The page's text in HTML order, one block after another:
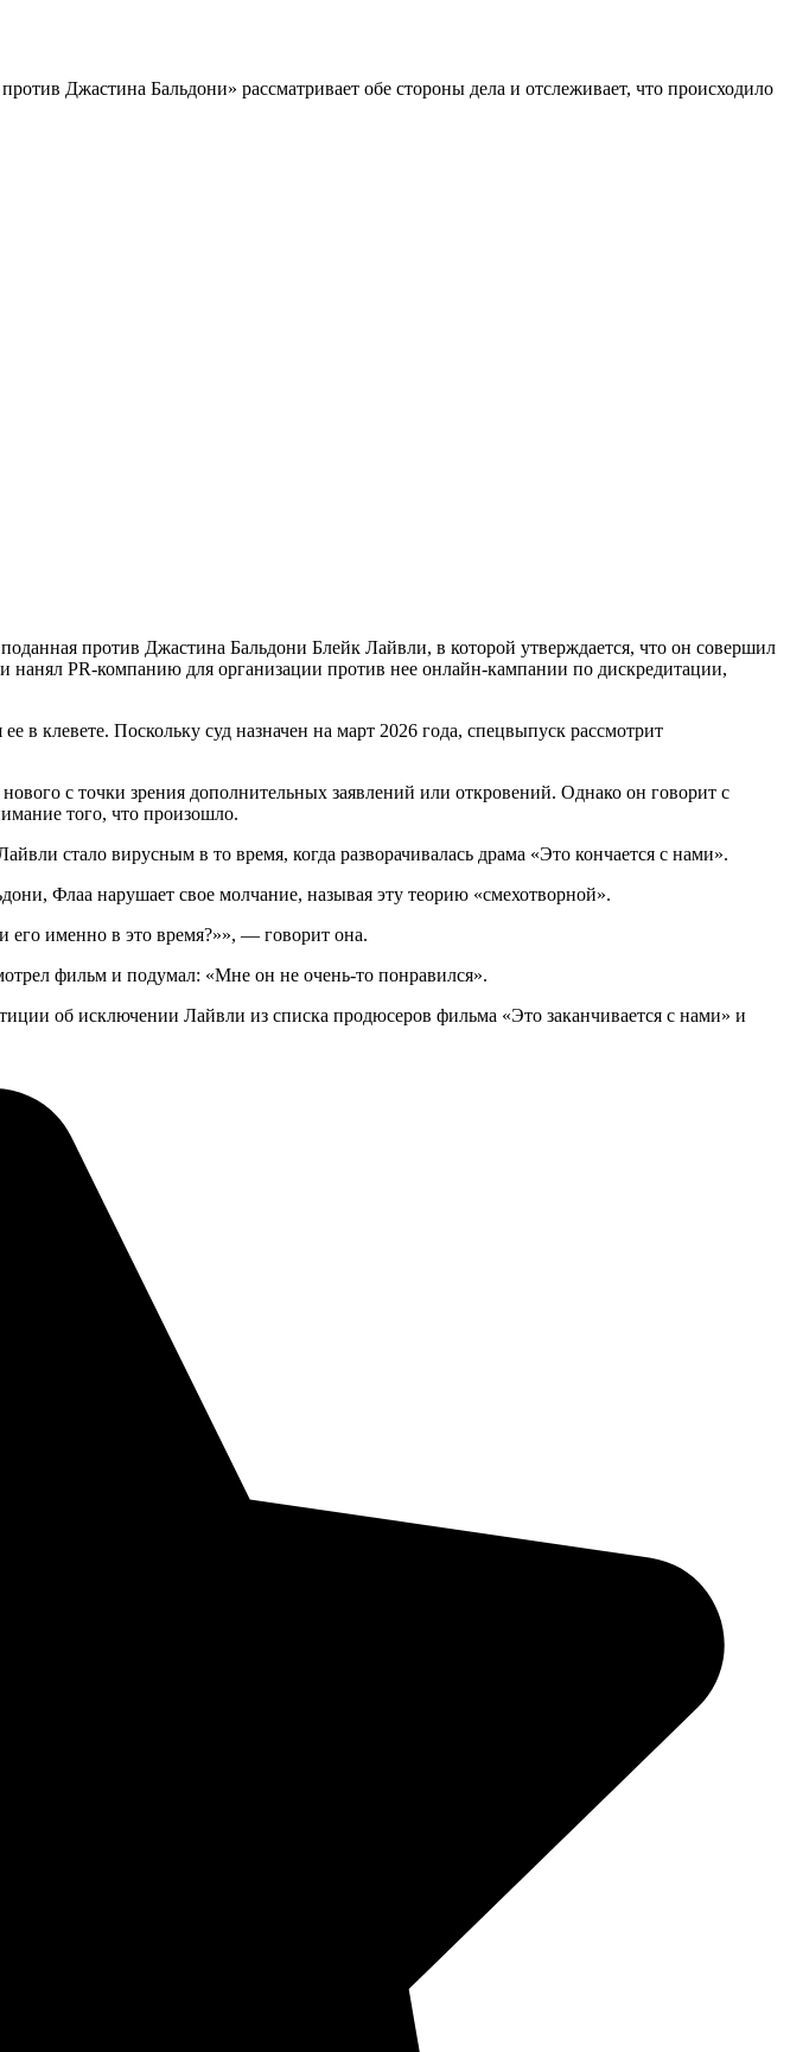
Джастина Бальдони» рассматривает обе стороны дела и отслеживает, что происходило
против Джастина Бальдони Блейк Лайвли, в которой утверждается, что он совершил
нанял PR-компанию для организации против нее онлайн-кампании по дискредитации,
в клевете. Поскольку суд назначен на март 2026 года, спецвыпуск рассмотрит
с точки зрения дополнительных заявлений или откровений. Однако он говорит с
того, что произошло.
стало вирусным в то время, когда разворачивалась драма «Это кончается с нами».
Флаа нарушает свое молчание, называя эту теорию «смехотворной».
его именно в это время?»», — говорит она.
фильм и подумал: «Мне он не очень-то понравился».
об исключении Лайвли из списка продюсеров фильма «Это заканчивается с нами» и